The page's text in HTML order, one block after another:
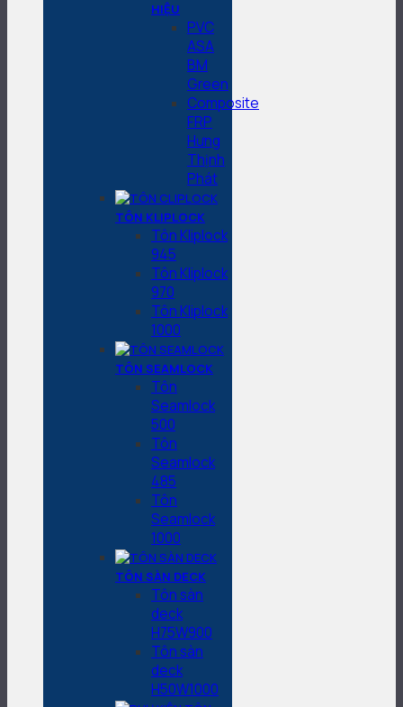
HIỆU
PVC
ASA
BM
Green
Composite
FRP
Hưng
Thịnh
Phát
TÔN KLIPLOCK
Tôn Kliplock
945
Tôn Kliplock
970
Tôn Kliplock
1000
TÔN SEAMLOCK
Tôn
Seamlock
500
Tôn
Seamlock
485
Tôn
Seamlock
1000
TÔN SÀN DECK
Tôn sàn
deck
H75W900
Tôn sàn
deck
H50W1000